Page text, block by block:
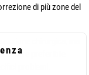
di più zone del
essere preferibile